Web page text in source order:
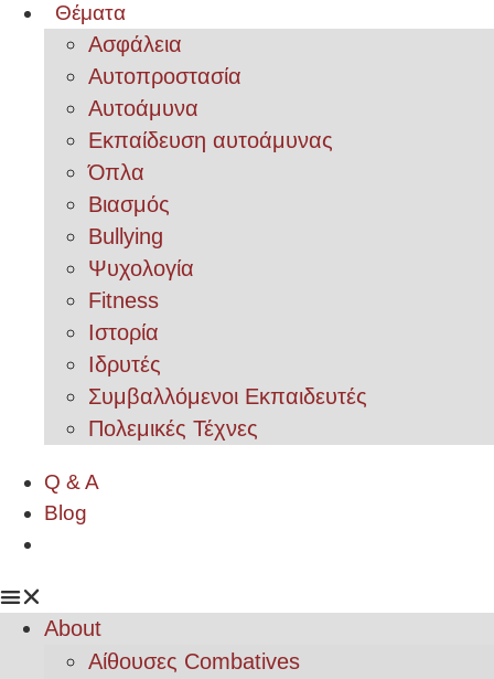
Θέματα
Ασφάλεια
Αυτοπροστασία
Αυτοάμυνα
Εκπαίδευση αυτοάμυνας
Όπλα
Βιασμός
Bullying
Ψυχολογία
Fitness
Ιστορία
Ιδρυτές
Συμβαλλόμενοι Εκπαιδευτές
Πολεμικές Τέχνες
Q & A
Blog
About
Αίθουσες Combatives